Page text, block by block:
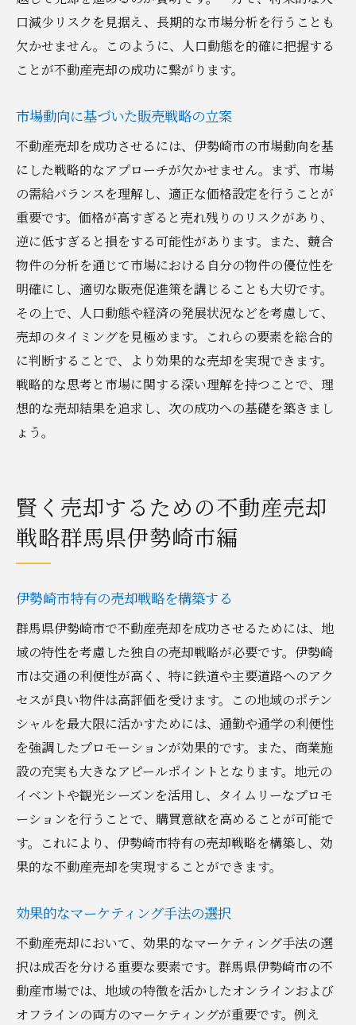
口減少リスクを見据え、長期的な市場分析を行うことも
欠かせません。このように、人口動態を的確に把握する
ことが不動産売却の成功に繋がります。
市場動向に基づいた販売戦略の立案
不動産売却を成功させるには、伊勢崎市の市場動向を基
にした戦略的なアプローチが欠かせません。まず、市場
の需給バランスを理解し、適正な価格設定を行うことが
重要です。価格が高すぎると売れ残りのリスクがあり、
逆に低すぎると損をする可能性があります。また、競合
物件の分析を通じて市場における自分の物件の優位性を
明確にし、適切な販売促進策を講じることも大切です。
その上で、人口動態や経済の発展状況などを考慮して、
売却のタイミングを見極めます。これらの要素を総合的
に判断することで、より効果的な売却を実現できます。
戦略的な思考と市場に関する深い理解を持つことで、理
想的な売却結果を追求し、次の成功への基礎を築きまし
ょう。
賢く売却するための不動産売却
戦略群馬県伊勢崎市編
伊勢崎市特有の売却戦略を構築する
群馬県伊勢崎市で不動産売却を成功させるためには、地
域の特性を考慮した独自の売却戦略が必要です。伊勢崎
市は交通の利便性が高く、特に鉄道や主要道路へのアク
セスが良い物件は高評価を受けます。この地域のポテン
シャルを最大限に活かすためには、通勤や通学の利便性
を強調したプロモーションが効果的です。また、商業施
設の充実も大きなアピールポイントとなります。地元の
イベントや観光シーズンを活用し、タイムリーなプロモ
ーションを行うことで、購買意欲を高めることが可能で
す。これにより、伊勢崎市特有の売却戦略を構築し、効
果的な不動産売却を実現することができます。
効果的なマーケティング手法の選択
不動産売却において、効果的なマーケティング手法の選
択は成否を分ける重要な要素です。群馬県伊勢崎市の不
動産市場では、地域の特徴を活かしたオンラインおよび
オフラインの両方のマーケティングが重要です。例え